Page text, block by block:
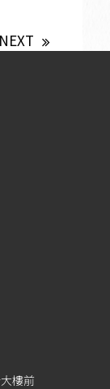
NEXT
樓前